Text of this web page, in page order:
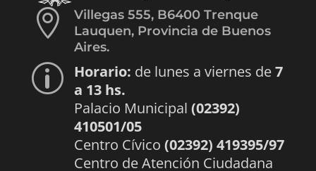

Villegas 555, B6400 Trenque
Lauquen, Provincia de Buenos
Aires.
p Horario: de lunes a viernes de7
a 13 hs.
Palacio Municipal (02392)
410501/05
Centro Cívico (02392) 419395/97
Centro de Atención Ciudadana